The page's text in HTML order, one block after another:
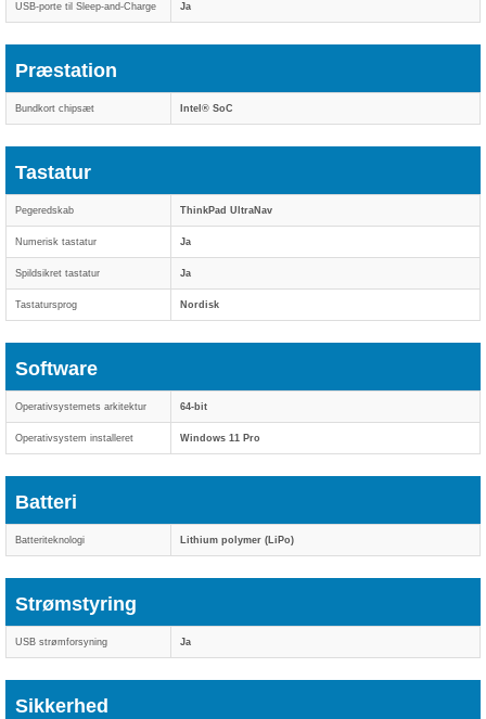
USB-porte til Sleep-and-Charge Ja
Præstation
Bundkort chipsæt Intel® SoC
Tastatur
Pegeredskab ThinkPad UltraNav
Numerisk tastatur Ja
Spildsikret tastatur Ja
Tastatursprog Nordisk
Software
Operativsystemets arkitektur 64-bit
Operativsystem installeret Windows 11 Pro
Batteri
Batteriteknologi Lithium polymer (LiPo)
Strømstyring
USB strømforsyning Ja
Sikkerhed